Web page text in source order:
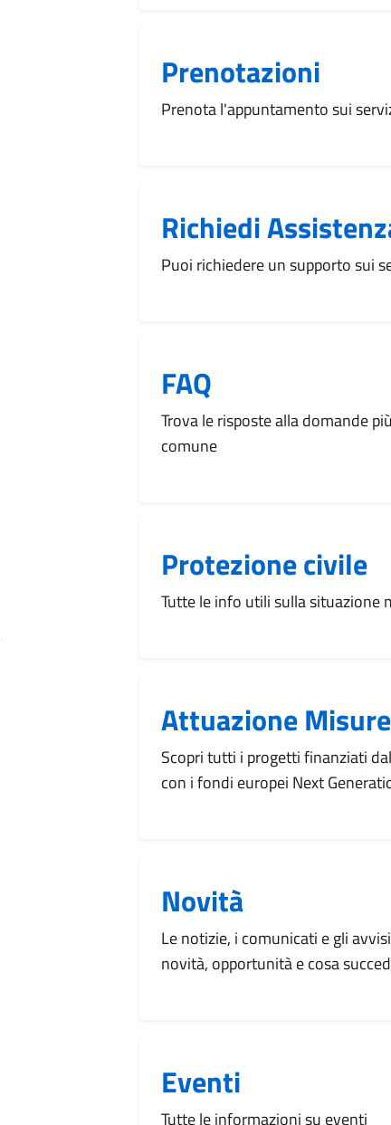
Prenotazioni
Prenota l'appuntamento sui
Richiedi
Puoi richiedere un supporto sui
FAQ
Trova le risposte alla domande
comune
Protezione civile
Tutte le info utili sulla situazione
Attuazione
Scopri tutti i progetti finanziati
con i fondi europei Next
Novità
Le notizie, i comunicati e gli
novità, opportunità e cosa
Eventi
Tutte le informazioni su eventi